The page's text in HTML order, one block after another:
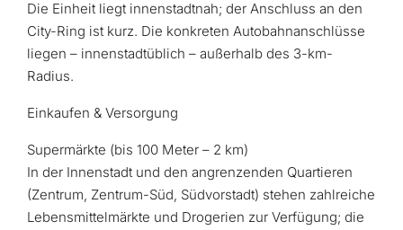
Die Einheit liegt innenstadtnah; der Anschluss an den
City-Ring ist kurz. Die konkreten Autobahnanschlüsse
liegen – innenstadtüblich – außerhalb des 3-km-
Radius.
Einkaufen & Versorgung
Supermärkte (bis 100 Meter – 2 km)
In der Innenstadt und den angrenzenden Quartieren
(Zentrum, Zentrum-Süd, Südvorstadt) stehen zahlreiche
Lebensmittelmärkte und Drogerien zur Verfügung; die